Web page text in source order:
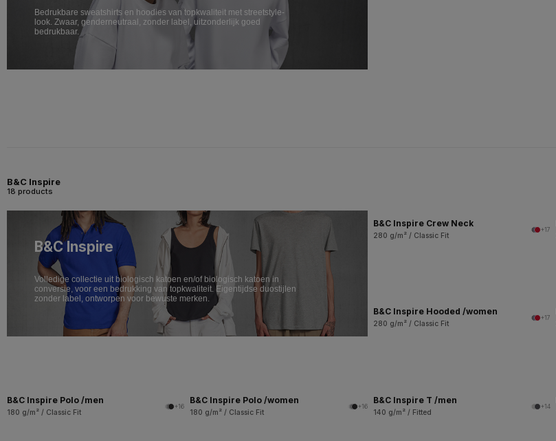
Bedrukbare sweatshirts en hoodies van topkwaliteit met streetstyle-
look. Zwaar, genderneutraal, zonder label, uitzonderlijk goed
bedrukbaar.
B&C Inspire
18 products
B&C Inspire
Volledige collectie uit biologisch katoen en/of biologisch katoen in
conversie, voor een bedrukking van topkwaliteit. Eigentijdse duostijlen
zonder label, ontworpen voor bewuste merken.
B&C Inspire Crew Neck
280 g/m² / Classic Fit
+17
B&C Inspire Hooded /women
280 g/m² / Classic Fit
+17
B&C Inspire Polo /men
180 g/m² / Classic Fit
+16
B&C Inspire Polo /women
180 g/m² / Classic Fit
+16
B&C Inspire T /men
140 g/m² / Fitted
+14